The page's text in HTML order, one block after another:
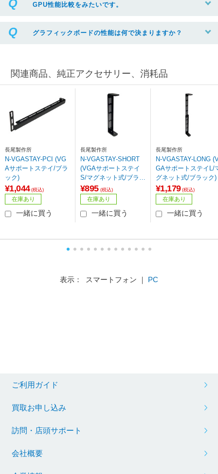
GPU性能比較をみたいです。
グラフィックボードの性能は何で決まりますか？
関連商品、純正アクセサリー、消耗品
長尾製作所
N-VGASTAY-PCI (VG
Aサポートステイ/ブラ
ック)
¥1,044 (税込)
在庫あり
一緒に買う
長尾製作所
N-VGASTAY-SHORT
(VGAサポートステイ
S/マグネット式/ブラッ
ク
¥895 (税込)
在庫あり
一緒に買う
長尾製作所
N-VGASTAY-LONG
GAサポートステイL/
グネット式/ブラック)
¥1,179 (税込)
在庫あり
一緒に買う
表示： スマートフォン ｜ PC
ご利用ガイド
買取お申し込み
訪問・店頭サポート
会社概要